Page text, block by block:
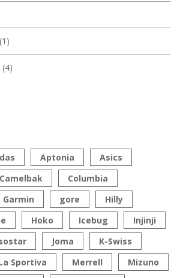
(1)
(4)
Aptonia
Asics
Camelbak
Columbia
Garmin gore
Hilly
Hoko Icebug
Injinji
Joma
K-Swiss
Sportiva Merrell
Mizuno